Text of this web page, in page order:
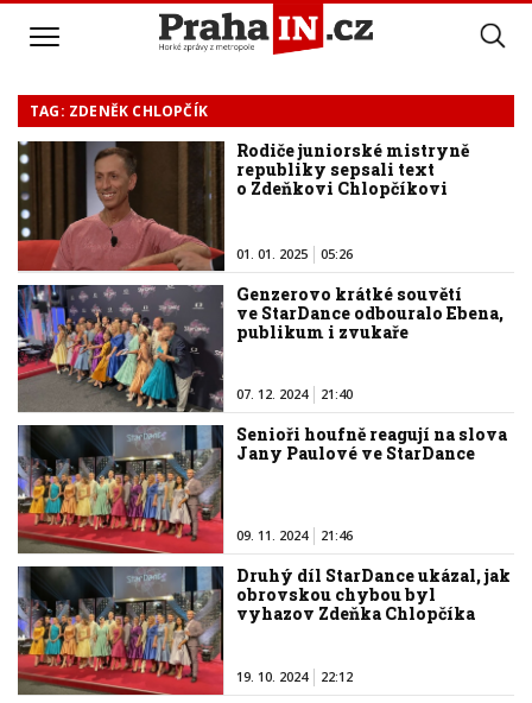
TAG: ZDENĚK CHLOPČÍK
Rodiče juniorské mistryně
republiky sepsali text
o Zdeňkovi Chlopčíkovi
01. 01. 2025 05:26
Genzerovo krátké souvětí
ve StarDance odbouralo Ebena,
publikum i zvukaře
07. 12. 2024 21:40
Senioři houfně reagují na slova
Jany Paulové ve StarDance
09. 11. 2024 21:46
Druhý díl StarDance ukázal, jak
obrovskou chybou byl
vyhazov Zdeňka Chlopčíka
19. 10. 2024 22:12